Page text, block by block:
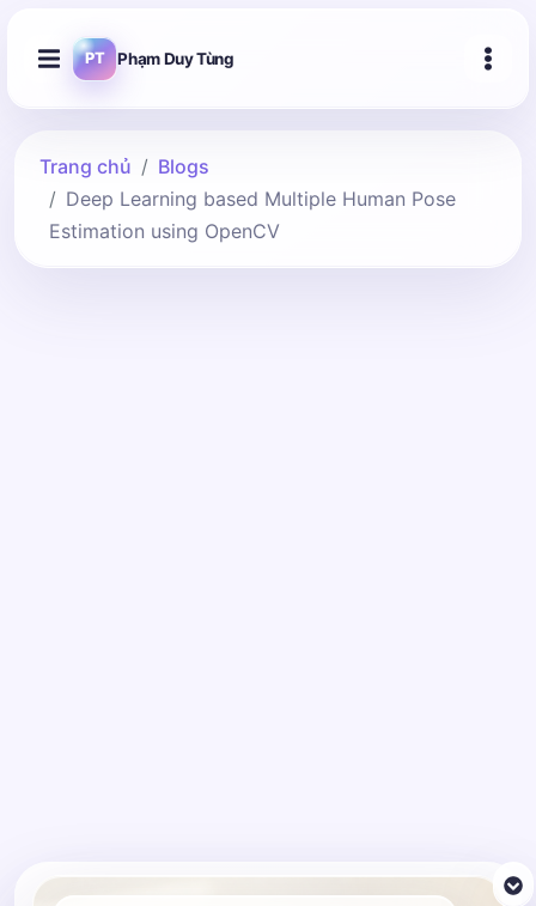
PT Phạm Duy Tùng
Trang chủ
Blogs
Deep Learning based Multiple Human Pose
Estimation using OpenCV